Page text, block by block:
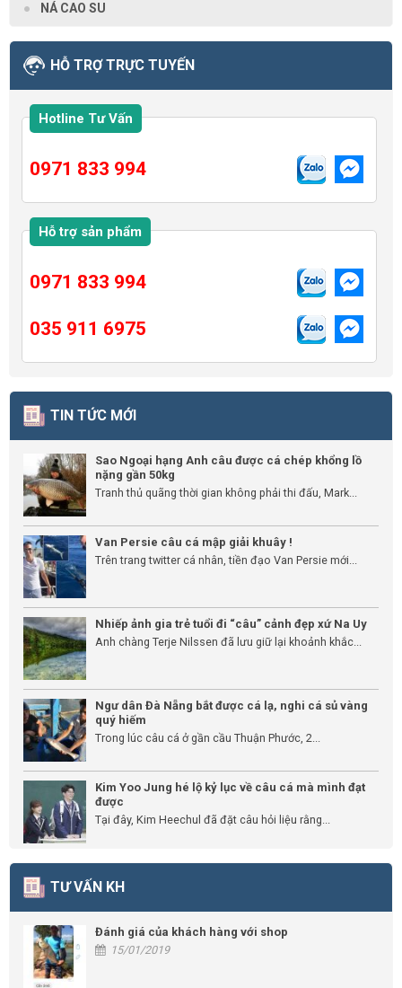
NÁ CAO SU
HỖ TRỢ TRỰC TUYẾN
Hotline Tư Vấn
0971 833 994
Hỗ trợ sản phẩm
0971 833 994
035 911 6975
TIN TỨC MỚI
Sao Ngoại hạng Anh câu được cá chép khổng lồ
nặng gần 50kg
Tranh thủ quãng thời gian không phải thi đấu, Mark...
Van Persie câu cá mập giải khuây !
Trên trang twitter cá nhân, tiền đạo Van Persie mới...
Nhiếp ảnh gia trẻ tuổi đi “câu” cảnh đẹp xứ Na Uy
Anh chàng Terje Nilssen đã lưu giữ lại khoảnh khắc...
Ngư dân Đà Nẵng bắt được cá lạ, nghi cá sủ vàng
quý hiếm
Trong lúc câu cá ở gần cầu Thuận Phước, 2...
Kim Yoo Jung hé lộ kỷ lục về câu cá mà mình đạt
được
Tại đây, Kim Heechul đã đặt câu hỏi liệu rằng...
TƯ VẤN KH
Đánh giá của khách hàng với shop
15/01/2019